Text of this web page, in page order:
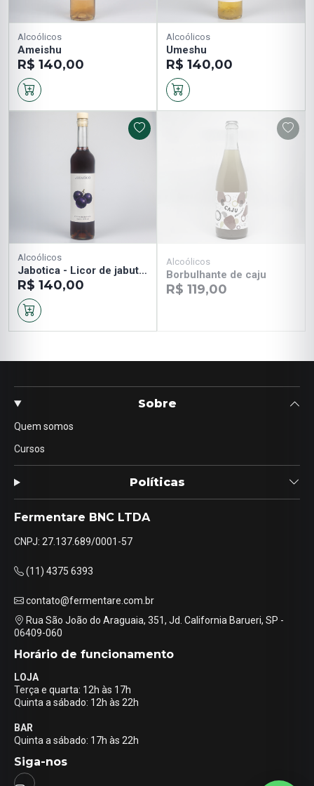
Alcoólicos
Ameishu
R$ 140,00
Alcoólicos
Umeshu
R$ 140,00
Alcoólicos
Jabotica - Licor de jabuticaba
R$ 140,00
Alcoólicos
Borbulhante de caju
R$ 119,00
Sobre
Quem somos
Cursos
Políticas
Fermentare BNC LTDA
CNPJ: 27.137.689/0001-57
(11) 4375 6393
contato@fermentare.com.br
Rua São João do Araguaia, 351, Jd. California Barueri, SP -
06409-060
Horário de funcionamento
LOJA
Terça e quarta: 12h às 17h
Quinta a sábado: 12h às 22h
BAR
Quinta a sábado: 17h às 22h
Siga-nos